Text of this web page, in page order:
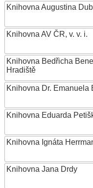
Knihovna Augustina
Knihovna AV ČR, v. v. i.
Knihovna Bedřicha
Hradiště
Knihovna Dr. Emanuela
Knihovna Eduarda
Knihovna Ignáta
Knihovna Jana Drdy